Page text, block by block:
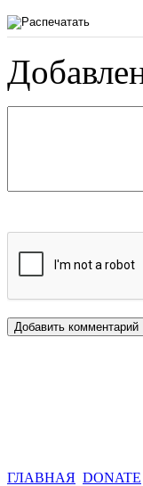
ГЛАВНАЯ DONATE